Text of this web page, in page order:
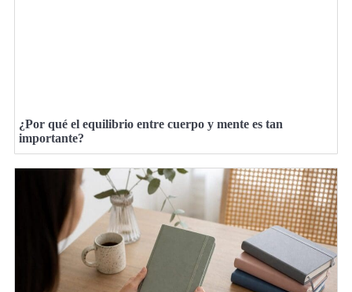
¿Por qué el equilibrio entre cuerpo y mente es tan
importante?